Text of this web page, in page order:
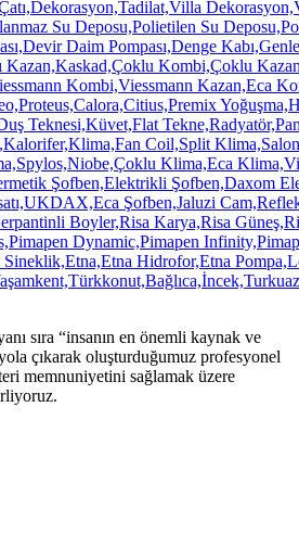
sıra “insanın en önemli kaynak ve
çıkarak oluşturduğumuz profesyonel
memnuniyetini sağlamak üzere